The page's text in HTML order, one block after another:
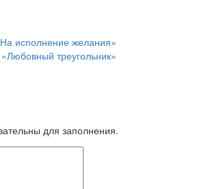
исполнение желания»
треугольник»
для заполнения.